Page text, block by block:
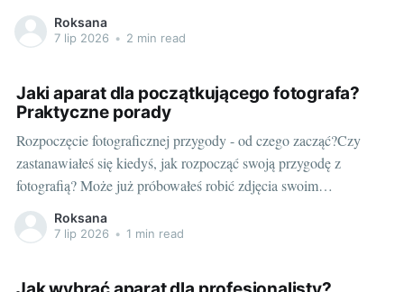
technologia cyfrowa, która umożliwiła wszystkim łatwe
uwiecznianie ulotnych momentów. Jednocześnie w świecie
Roksana
7 lip 2026 • 2 min read
Jaki aparat dla początkującego fotografa?
Praktyczne porady
Rozpoczęcie fotograficznej przygody - od czego zacząć?Czy
zastanawiałeś się kiedyś, jak rozpocząć swoją przygodę z
fotografią? Może już próbowałeś robić zdjęcia swoim
smartfonem, ale czujesz, że to nie wystarczy? Jeśli tak,
prawdopodobnie nadszedł czas, aby poszukać pierwszego
Roksana
7 lip 2026 • 1 min read